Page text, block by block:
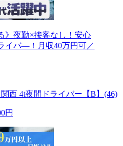
》夜勤×接客なし！安心
イバ―！月収40万円可／
西 4t夜間ドライバー【B】(46)
円